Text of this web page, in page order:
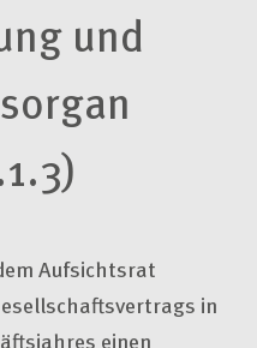
und
Aufsichtsrat
in
einen